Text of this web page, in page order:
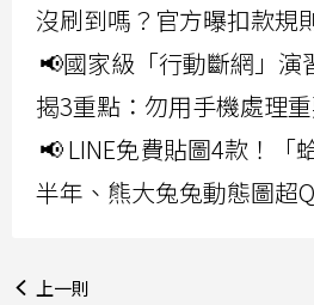
沒刷到嗎？官方曝扣款規
📢國家級「行動斷網」演
揭3重點：勿用手機處理
📢 LINE免費貼圖4款！「
半年、熊大兔兔動態圖超Q
上一則